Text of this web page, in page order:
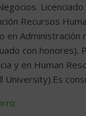
Recursos
en Administración
con honores).
y en Human
University).Es